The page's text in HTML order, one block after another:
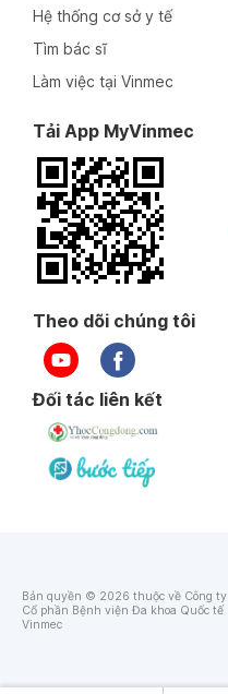
Hệ thống cơ sở y tế
Tìm bác sĩ
Làm việc tại Vinmec
Tải App MyVinmec
Theo dõi chúng tôi
Đối tác liên kết
Bản quyền © 2026 thuộc về Công ty
Cổ phần Bệnh viện Đa khoa Quốc tế
Vinmec